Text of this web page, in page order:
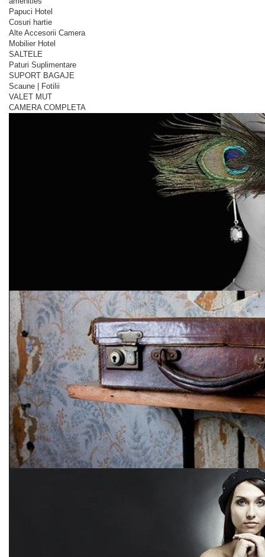
Papuci Hotel
Cosuri hartie
Alte Accesorii Camera
Mobilier Hotel
SALTELE
Paturi Suplimentare
SUPORT BAGAJE
Scaune | Fotilii
VALET MUT
CAMERA COMPLETA